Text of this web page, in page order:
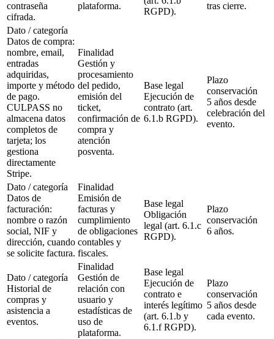
contraseña
cifrada.
plataforma.
RGPD).
tras cierre.
Dato / categoría
Datos de compra:
nombre, email,
entradas
adquiridas,
importe y método
de pago.
CULPASS no
almacena datos
completos de
tarjeta; los
gestiona
directamente
Stripe.
Finalidad
Gestión y
procesamiento
del pedido,
emisión del
ticket,
confirmación de
compra y
atención
posventa.
Base legal
Ejecución de
contrato (art.
6.1.b RGPD).
Plazo
conservación
5 años desde
celebración del
evento.
Dato / categoría
Datos de
facturación:
nombre o razón
social, NIF y
dirección, cuando
se solicite factura.
Finalidad
Emisión de
facturas y
cumplimiento
de obligaciones
contables y
fiscales.
Base legal
Obligación
legal (art. 6.1.c
RGPD).
Plazo
conservación
6 años.
Dato / categoría
Historial de
compras y
asistencia a
eventos.
Finalidad
Gestión de
relación con
usuario y
estadísticas de
uso de
plataforma.
Base legal
Ejecución de
contrato e
interés legítimo
(art. 6.1.b y
6.1.f RGPD).
Plazo
conservación
5 años desde
cada evento.